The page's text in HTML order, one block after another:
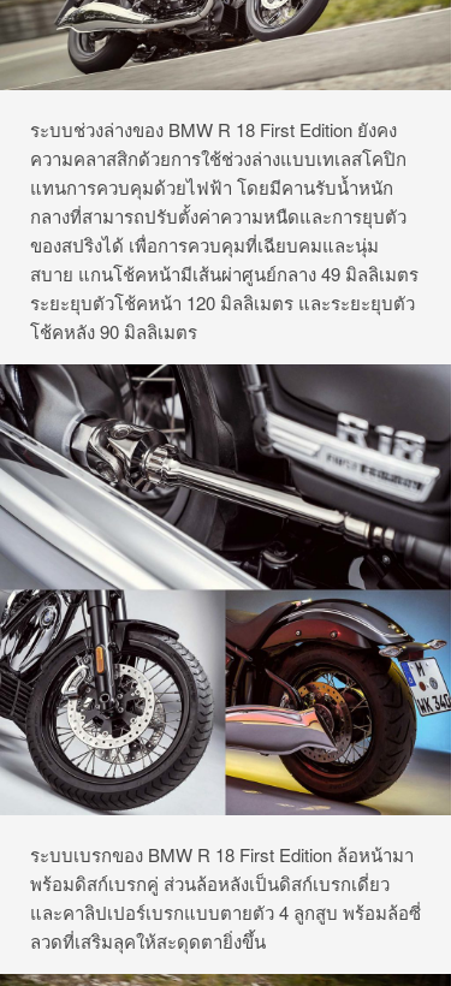
ระบบช่วงล่างของ BMW R 18 First Edition ยังคง
ความคลาสสิกด้วยการใช้ช่วงล่างแบบเทเลสโคปิก
แทนการควบคุมด้วยไฟฟ้า โดยมีคานรับน้ำหนัก
กลางที่สามารถปรับตั้งค่าความหนืดและการยุบตัว
ของสปริงได้ เพื่อการควบคุมที่เฉียบคมและนุ่ม
สบาย แกนโช้คหน้ามีเส้นผ่าศูนย์กลาง 49 มิลลิเมตร
ระยะยุบตัวโช้คหน้า 120 มิลลิเมตร และระยะยุบตัว
โช้คหลัง 90 มิลลิเมตร
ระบบเบรกของ BMW R 18 First Edition ล้อหน้ามา
พร้อมดิสก์เบรกคู่ ส่วนล้อหลังเป็นดิสก์เบรกเดี่ยว
และคาลิปเปอร์เบรกแบบตายตัว 4 ลูกสูบ พร้อมล้อซี่
ลวดที่เสริมลุคให้สะดุดตายิ่งขึ้น